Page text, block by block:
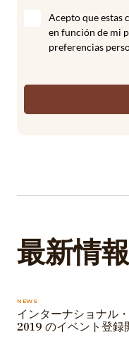
Acepto que estas
en función de mi
preferencias
最新情報
NEWS
インターナショナル
2019 のイベント登録